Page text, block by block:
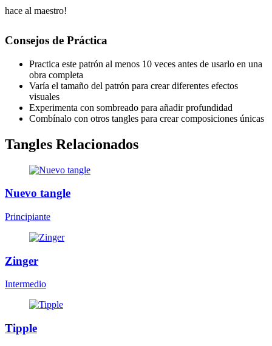
hace al maestro!
Consejos de Práctica
Practica este patrón al menos 10 veces antes de usarlo en una
obra completa
Varía el tamaño del patrón para crear diferentes efectos
visuales
Experimenta con sombreado para añadir profundidad
Combínalo con otros tangles para crear composiciones únicas
Tangles Relacionados
Nuevo tangle
Principiante
Zinger
Intermedio
Tipple